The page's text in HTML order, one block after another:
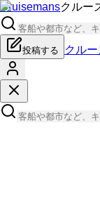
Cruisemansクルー
投稿する クル